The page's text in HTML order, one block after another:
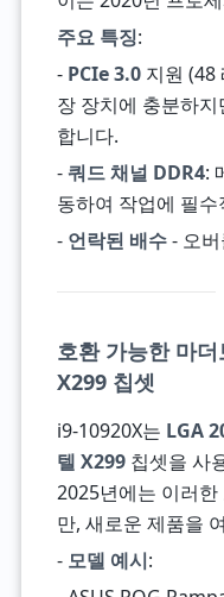
주요 특징:
- PCIe 3.0지원 (48
장 장치에 충분하
합니다.
-쿼드 채널 DDR4:
동하여 작업에 필수
- 언락된 배수- 오버
호환 가능한 마
X299 칩셋
i9-10920X는 LGA
텔 X299칩셋을 사
2025년에는 이러
만, 새로운 제품을
- 모델 예시: